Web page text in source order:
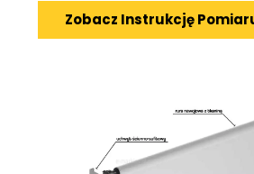
Zobacz Instrukcję